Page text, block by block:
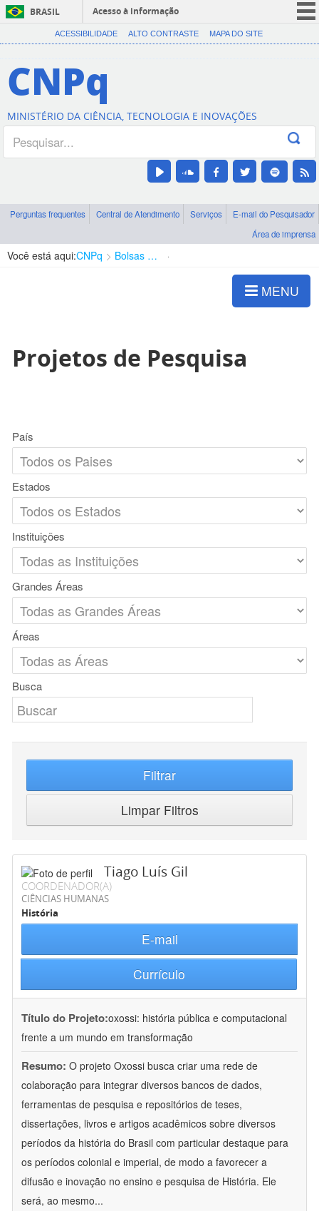
BRASIL
Acesso à informação
CORONAVÍRUS (COVID-19)
Canais
ACESSIBILIDADE ALTO CONTRASTE MAPA DO SITE
CNPq
MINISTÉRIO DA CIÊNCIA, TECNOLOGIA E INOVAÇÕES
Perguntas frequentes Central de Atendimento Serviços
E-mail do Pesquisador
Área de imprensa
Você está aqui:CNPq Bolsas e Auxílios Vigentes
MENU
Projetos de Pesquisa
País
Estados
Instituições
Grandes Áreas
Áreas
Busca
Filtrar
Limpar Filtros
Tiago Luís Gil
COORDENADOR(A)
CIÊNCIAS HUMANAS
História
E-mail
Currículo
Título do Projeto:oxossi: história pública e computacional
frente a um mundo em transformação
Resumo: O projeto Oxossi busca criar uma rede de
colaboração para integrar diversos bancos de dados,
ferramentas de pesquisa e repositórios de teses,
dissertações, livros e artigos acadêmicos sobre diversos
períodos da história do Brasil com particular destaque para
os períodos colonial e imperial, de modo a favorecer a
difusão e inovação no ensino e pesquisa de História. Ele
será, ao mesmo...